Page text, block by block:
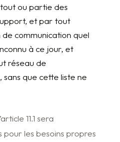
ou partie des
et par tout
communication quel
à ce jour, et
réseau de
que cette liste ne
11.1 sera
les besoins propres